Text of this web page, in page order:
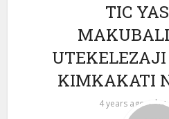
TIC
KIMKAKATI
4 years ago by